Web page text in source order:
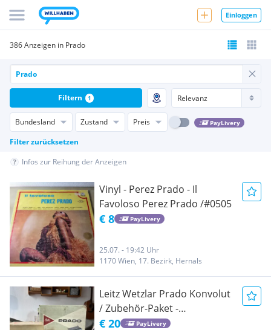
Einloggen
386 Anzeigen in Prado
Bundesland Zustand Preis PayLivery
Filter zurücksetzen
Filtern 1
Infos zur Reihung der Anzeigen
Vinyl - Perez Prado - Il
Favoloso Perez Prado /#0505
€ 8 PayLivery
25.07. - 19:42 Uhr
1170 Wien, 17. Bezirk, Hernals
Leitz Wetzlar Prado Konvolut
/ Zubehör-Paket -
Magazinwechsler, Prado 66
€ 20 PayLivery